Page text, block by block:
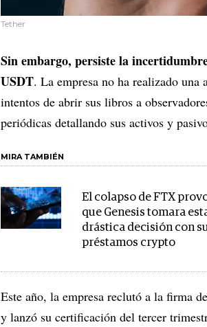
Tether
Sin embargo, persiste la
USDT. La empresa no ha realizado
intentos de abrir sus libros a
periódicas detallando sus activos y
MIRA TAMBIÉN
El colapso de FTX
que Genesis tomara
drástica decisión con
préstamos crypto
Este año, la empresa reclutó a la firma
y lanzó su certificación del tercer